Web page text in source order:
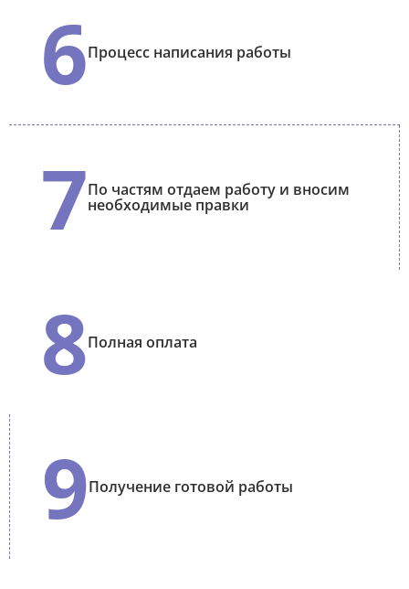
6Процесс написания работы
7По частям отдаем работу и вносим
необходимые правки
8Полная оплата
9Получение готовой работы